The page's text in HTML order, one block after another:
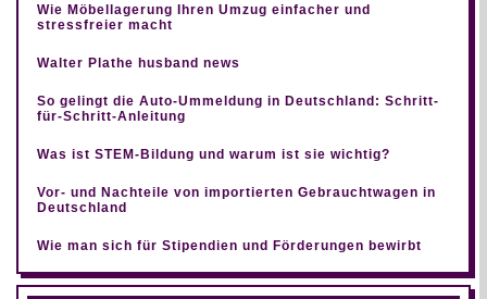
Wie Möbellagerung Ihren Umzug einfacher und
stressfreier macht
Walter Plathe husband news
So gelingt die Auto-Ummeldung in Deutschland: Schritt-
für-Schritt-Anleitung
Was ist STEM-Bildung und warum ist sie wichtig?
Vor- und Nachteile von importierten Gebrauchtwagen in
Deutschland
Wie man sich für Stipendien und Förderungen bewirbt